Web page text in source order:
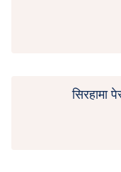
सिरहामा